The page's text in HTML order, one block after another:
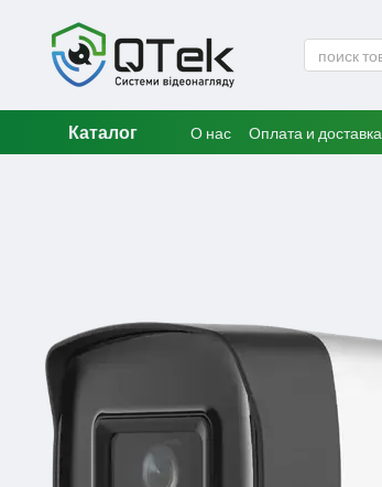
Каталог О нас Оплата и доставка